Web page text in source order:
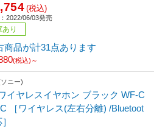
(税込)
2022/06/03発売
あり
商品が計31点あります
(税込)～
ニー)
イヤレスイヤホン ブラック WF-C
［ワイヤレス(左右分離) /Bluetoot